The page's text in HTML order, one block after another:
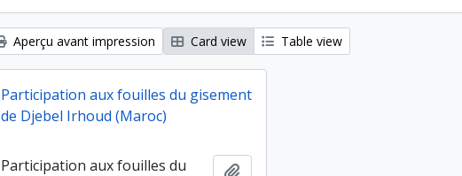
Aperçu avant impression Card view Table view
Participation aux fouilles du gisement
de Djebel Irhoud (Maroc)
Participation aux fouilles du